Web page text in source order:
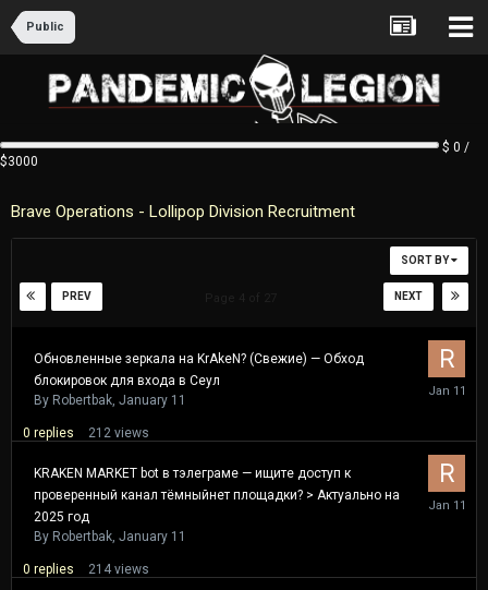
Public
$ 0 /
$3000
Brave Operations - Lollipop Division Recruitment
SORT BY
PREV NEXT
Обновленные зеркала на KrAkeN? (Свежие) — Обход
блокировок для входа в Сеул
By Robertbak January 11
0 replies 212 views
January
11
KRAKEN MARKET bot в тэлеграме — ищите доступ к
проверенный канал тёмныйнет площадки? > Актуально на
2025 год
By Robertbak January 11
0 replies 214 views
January
11